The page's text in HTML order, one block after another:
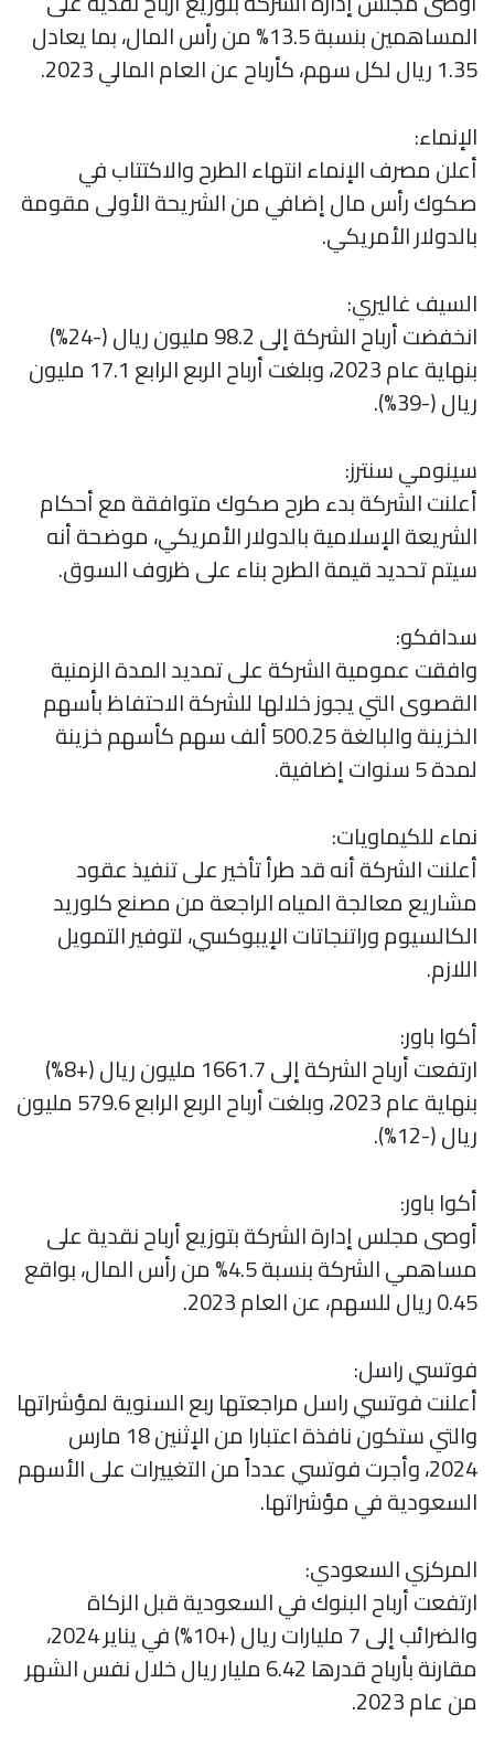
المساهمين بنسبة 13.5% من رأس المال، بما يعادل
1.35 ريال لكل سهم، كأرباح عن العام المالي 2023.
الإنماء:
أعلن مصرف الإنماء انتهاء الطرح والاكتتاب في
صكوك رأس مال إضافي من الشريحة الأولى مقومة
بالدولار الأمريكي.
السيف غاليري:
انخفضت أرباح الشركة إلى 98.2 مليون ريال (-24%)
بنهاية عام 2023، وبلغت أرباح الربع الرابع 17.1 مليون
ريال (-39%).
سينومي سنترز:
أعلنت الشركة بدء طرح صكوك متوافقة مع أحكام
الشريعة الإسلامية بالدولار الأمريكي، موضحة أنه
سيتم تحديد قيمة الطرح بناء على ظروف السوق.
سدافكو:
وافقت عمومية الشركة على تمديد المدة الزمنية
القصوى التي يجوز خلالها للشركة الاحتفاظ بأسهم
الخزينة والبالغة 500.25 ألف سهم كأسهم خزينة
لمدة 5 سنوات إضافية.
نماء للكيماويات:
أعلنت الشركة أنه قد طرأ تأخير على تنفيذ عقود
مشاريع معالجة المياه الراجعة من مصنع كلوريد
الكالسيوم وراتنجاتات الإيبوكسي، لتوفير التمويل
اللازم.
أكوا باور:
ارتفعت أرباح الشركة إلى 1661.7 مليون ريال (+8%)
بنهاية عام 2023، وبلغت أرباح الربع الرابع 579.6 مليون
ريال (-12%).
أكوا باور:
أوصى مجلس إدارة الشركة بتوزيع أرباح نقدية على
مساهمي الشركة بنسبة 4.5% من رأس المال، بواقع
0.45 ريال للسهم، عن العام 2023.
فوتسي راسل:
أعلنت فوتسي راسل مراجعتها ربع السنوية لمؤشراتها
والتي ستكون نافذة اعتبارا من الإثنين 18 مارس
2024، وأجرت فوتسي عدداً من التغييرات على الأسهم
السعودية في مؤشراتها.
المركزي السعودي:
ارتفعت أرباح البنوك في السعودية قبل الزكاة
والضرائب إلى 7 مليارات ريال (+10%) في يناير 2024،
مقارنة بأرباح قدرها 6.42 مليار ريال خلال نفس الشهر
من عام 2023.